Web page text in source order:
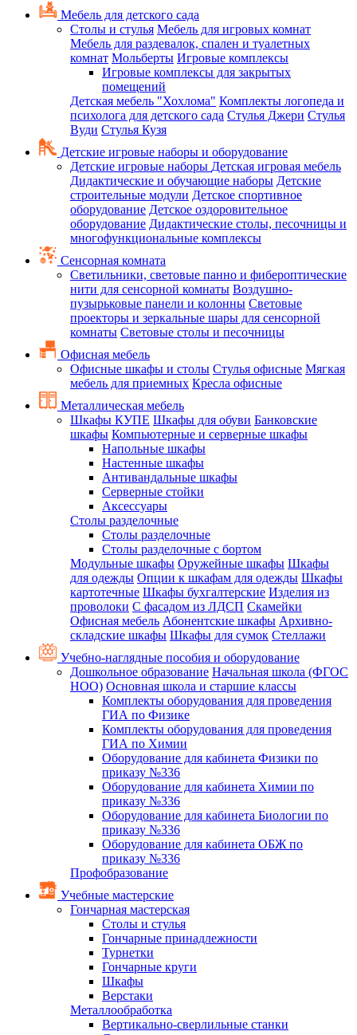
Мебель для детского сада
Столы и стулья Мебель для игровых комнат
Мебель для раздевалок, спален и туалетных
комнат Мольберты Игровые комплексы
Игровые комплексы для закрытых
помещений
Детская мебель "Хохлома" Комплекты логопеда и
психолога для детского сада Стулья Джери Стулья
Вуди Стулья Кузя
Детские игровые наборы и оборудование
Детские игровые наборы Детская игровая мебель
Дидактические и обучающие наборы Детские
строительные модули Детское спортивное
оборудование Детское оздоровительное
оборудование Дидактические столы, песочницы и
многофункциональные комплексы
Сенсорная комната
Светильники, световые панно и фибероптические
нити для сенсорной комнаты Воздушно-
пузырьковые панели и колонны Световые
проекторы и зеркальные шары для сенсорной
комнаты Световые столы и песочницы
Офисная мебель
Офисные шкафы и столы Стулья офисные Мягкая
мебель для приемных Кресла офисные
Металлическая мебель
Шкафы КУПЕ Шкафы для обуви Банковские
шкафы Компьютерные и серверные шкафы
Напольные шкафы
Настенные шкафы
Антивандальные шкафы
Серверные стойки
Аксессуары
Столы разделочные
Столы разделочные
Столы разделочные с бортом
Модульные шкафы Оружейные шкафы Шкафы
для одежды Опции к шкафам для одежды Шкафы
картотечные Шкафы бухгалтерские Изделия из
проволоки С фасадом из ЛДСП Скамейки
Офисная мебель Абонентские шкафы Архивно-
складские шкафы Шкафы для сумок Стеллажи
Учебно-наглядные пособия и оборудование
Дошкольное образование Начальная школа (ФГОС
НОО) Основная школа и старшие классы
Комплекты оборудования для проведения
ГИА по Физике
Комплекты оборудования для проведения
ГИА по Химии
Оборудование для кабинета Физики по
приказу №336
Оборудование для кабинета Химии по
приказу №336
Оборудование для кабинета Биологии по
приказу №336
Оборудование для кабинета ОБЖ по
приказу №336
Профобразование
Учебные мастерские
Гончарная мастерская
Столы и стулья
Гончарные принадлежности
Турнетки
Гончарные круги
Шкафы
Верстаки
Металлообработка
Вертикально-сверлильные станки